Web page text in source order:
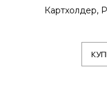
Картхолдер,